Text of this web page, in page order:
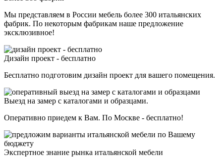
Мы представляем в России мебель более 300 итальянских
фабрик. По некоторым фабрикам наше предложение
эксклюзивное!
Дизайн проект - бесплатно
Бесплатно подготовим дизайн проект для вашего помещения.
Выезд на замер с каталогами и образцами.
Оперативно приедем к Вам. По Москве - бесплатно!
Экспертное знание рынка итальянской мебели